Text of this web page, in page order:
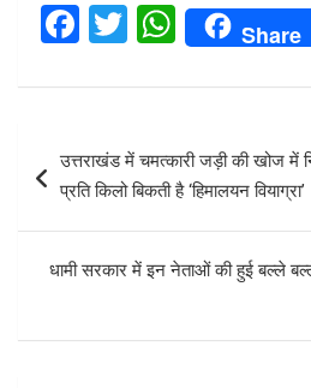
F
ce
o
k
T
tt
er
W
h
at
s
A
p
Share
navigation
उत्तराखंड में चमत्कारी जड़ी की खोज में
प्रति किलो बिकती है ‘हिमालयन वियाग्रा’
धामी सरकार में इन नेताओं की हुई बल्ले